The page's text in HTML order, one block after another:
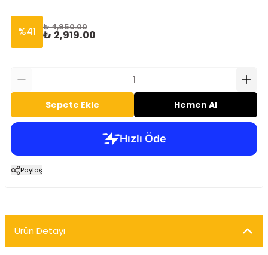
%41 ₺ 4,950.00
₺ 2,919.00
Sepete Ekle Hemen Al
Paylaş
Ürün Detayı